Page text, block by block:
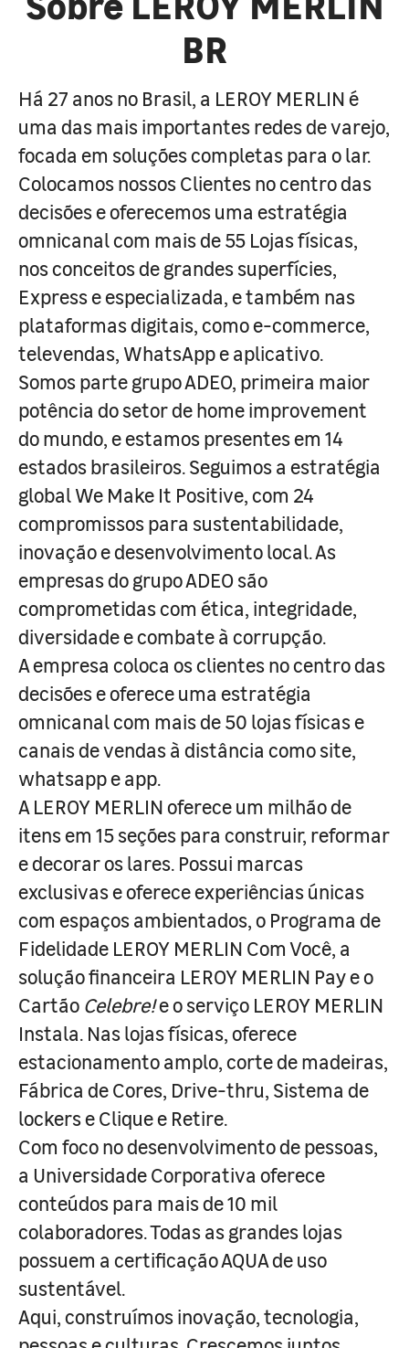
BR
Há 27 anos no Brasil, a LEROY MERLIN é
uma das mais importantes redes de varejo,
focada em soluções completas para o lar.
Colocamos nossos Clientes no centro das
decisões e oferecemos uma estratégia
omnicanal com mais de 55 Lojas físicas,
nos conceitos de grandes superfícies,
Express e especializada, e também nas
plataformas digitais, como e-commerce,
televendas, WhatsApp e aplicativo.
Somos parte grupo ADEO, primeira maior
potência do setor de home improvement
do mundo, e estamos presentes em 14
estados brasileiros. Seguimos a estratégia
global We Make It Positive, com 24
compromissos para sustentabilidade,
inovação e desenvolvimento local. As
empresas do grupo ADEO são
comprometidas com ética, integridade,
diversidade e combate à corrupção.
A empresa coloca os clientes no centro das
decisões e oferece uma estratégia
omnicanal com mais de 50 lojas físicas e
canais de vendas à distância como site,
whatsapp e app.
A LEROY MERLIN oferece um milhão de
itens em 15 seções para construir, reformar
e decorar os lares. Possui marcas
exclusivas e oferece experiências únicas
com espaços ambientados, o Programa de
Fidelidade LEROY MERLIN Com Você, a
solução financeira LEROY MERLIN Pay e o
Cartão Celebre!e o serviço LEROY MERLIN
Instala. Nas lojas físicas, oferece
estacionamento amplo, corte de madeiras,
Fábrica de Cores, Drive-thru, Sistema de
lockers e Clique e Retire.
Com foco no desenvolvimento de pessoas,
a Universidade Corporativa oferece
conteúdos para mais de 10 mil
colaboradores. Todas as grandes lojas
possuem a certificação AQUA de uso
sustentável.
Aqui, construímos inovação, tecnologia,